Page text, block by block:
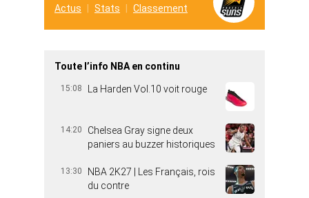
Actus
Stats Classement
Toute l’info NBA en continu
15:08 La Harden Vol.10 voit rouge
14:20
Chelsea Gray signe deux
paniers au buzzer historiques
13:30
NBA 2K27 | Les Français, rois
du contre